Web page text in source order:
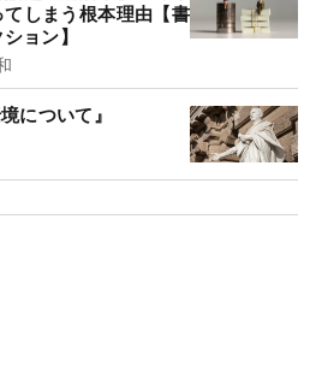
しまう根本理由【書
ョン】
について』